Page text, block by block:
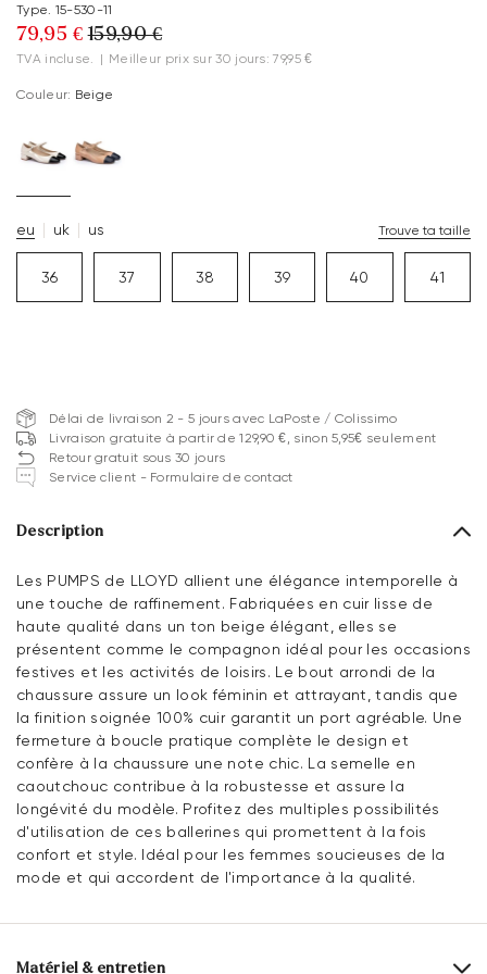
Type. 15-530-11
79,95 € 159,90 €
TVA incluse. | Meilleur prix sur 30 jours: 79,95 €
Couleur: Beige
eu uk us Trouve ta taille
36 37 38 39 40 41
Délai de livraison 2 - 5 jours avec LaPoste / Colissimo
Livraison gratuite à partir de 129,90 €, sinon 5,95€ seulement
Retour gratuit sous 30 jours
Service client - Formulaire de contact
Description
Les PUMPS de LLOYD allient une élégance intemporelle à
une touche de raffinement. Fabriquées en cuir lisse de
haute qualité dans un ton beige élégant, elles se
présentent comme le compagnon idéal pour les occasions
festives et les activités de loisirs. Le bout arrondi de la
chaussure assure un look féminin et attrayant, tandis que
la finition soignée 100% cuir garantit un port agréable. Une
fermeture à boucle pratique complète le design et
confère à la chaussure une note chic. La semelle en
caoutchouc contribue à la robustesse et assure la
longévité du modèle. Profitez des multiples possibilités
d'utilisation de ces ballerines qui promettent à la fois
confort et style. Idéal pour les femmes soucieuses de la
mode et qui accordent de l'importance à la qualité.
Matériel & entretien